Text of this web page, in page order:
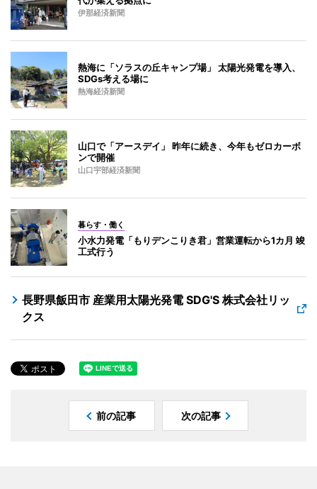
伊那経済新聞
熱海に「ソラスの丘キャンプ場」 太陽光発電を導入、
SDGs考える場に
熱海経済新聞
山口で「アースデイ」 昨年に続き、今年もゼロカーボ
ンで開催
山口宇部経済新聞
暮らす・働く
小水力発電「もりデンこりき君」営業運転から1カ月 竣
工式行う
長野県飯田市 産業用太陽光発電 SDG'S 株式会社リッ
クス
前の記事 次の記事